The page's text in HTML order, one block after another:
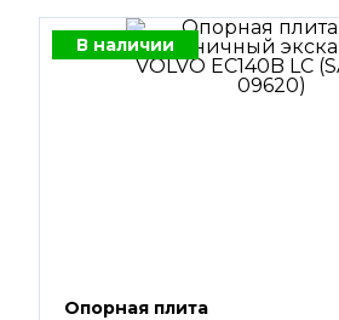
В наличии
Опорная плита